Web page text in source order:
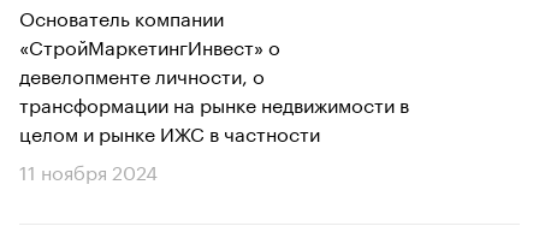
Основатель компании
«СтройМаркетингИнвест» о
девелопменте личности, о
трансформации на рынке недвижимости в
целом и рынке ИЖС в частности
11 ноября 2024